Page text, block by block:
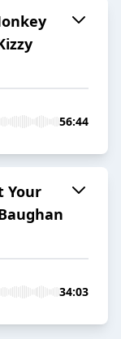
56:44
Your
34:03